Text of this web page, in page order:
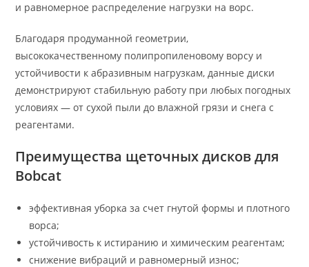
и равномерное распределение нагрузки на ворс.
Благодаря продуманной геометрии,
высококачественному полипропиленовому ворсу и
устойчивости к абразивным нагрузкам, данные диски
демонстрируют стабильную работу при любых погодных
условиях — от сухой пыли до влажной грязи и снега с
реагентами.
Преимущества щеточных дисков для
Bobcat
эффективная уборка за счет гнутой формы и плотного
ворса;
устойчивость к истиранию и химическим реагентам;
снижение вибраций и равномерный износ;